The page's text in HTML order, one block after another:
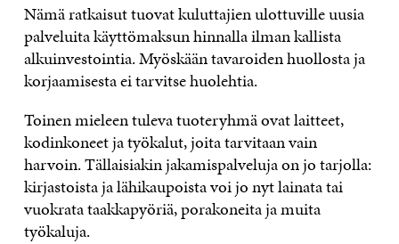
Nämä ratkaisut tuovat kuluttajien ulottuville uusia
palveluita käyttömaksun hinnalla ilman kallista
alkuinvestointia. Myöskään tavaroiden huollosta ja
korjaamisesta ei tarvitse huolehtia.
Toinen mieleen tuleva tuoteryhmä ovat laitteet,
kodinkoneet ja työkalut, joita tarvitaan vain
harvoin. Tällaisiakin jakamispalveluja on jo tarjolla:
kirjastoista ja lähikaupoista voi jo nyt lainata tai
vuokrata taakkapyöriä, porakoneita ja muita
työkaluja.